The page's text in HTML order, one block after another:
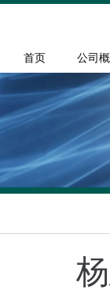
首页 公司